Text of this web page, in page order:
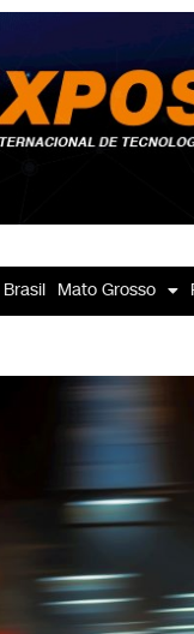
Brasil Mato Grosso